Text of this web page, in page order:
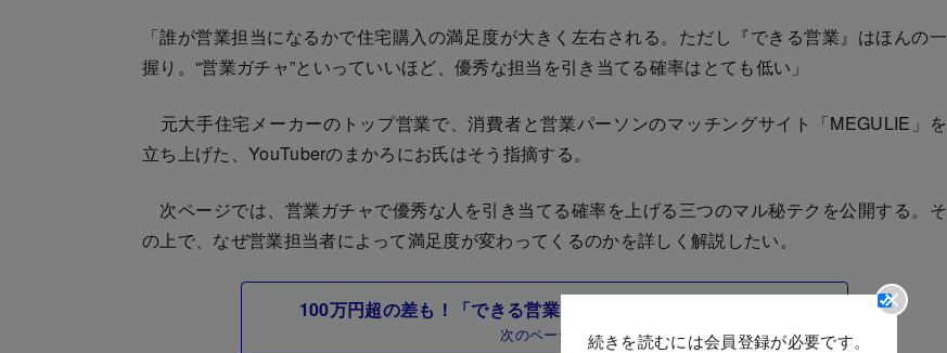
「誰が営業担当になるかで住宅購入の満足度が大きく左右される。ただし『できる営業』はほんの一
握り。“営業ガチャ”といっていいほど、優秀な担当を引き当てる確率はとても低い」
元大手住宅メーカーのトップ営業で、消費者と営業パーソンのマッチングサイト「MEGULIE」を
立ち上げた、YouTuberのまかろにお氏はそう指摘する。
次ページでは、営業ガチャで優秀な人を引き当てる確率を上げる三つのマル秘テクを公開する。そ
の上で、なぜ営業担当者によって満足度が変わってくるのかを詳しく解説したい。
100万円超の差も！「できる営業」を当てる三つのマル秘テク
次のページ 続きを読むには会員登録が必要です。